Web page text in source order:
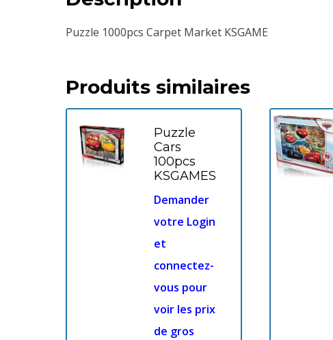
Puzzle 1000pcs Carpet Market KSGAME
Produits similaires
Puzzle
Cars
100pcs
KSGAMES
Demander
votre Login
et
connectez-
vous pour
voir les prix
de gros